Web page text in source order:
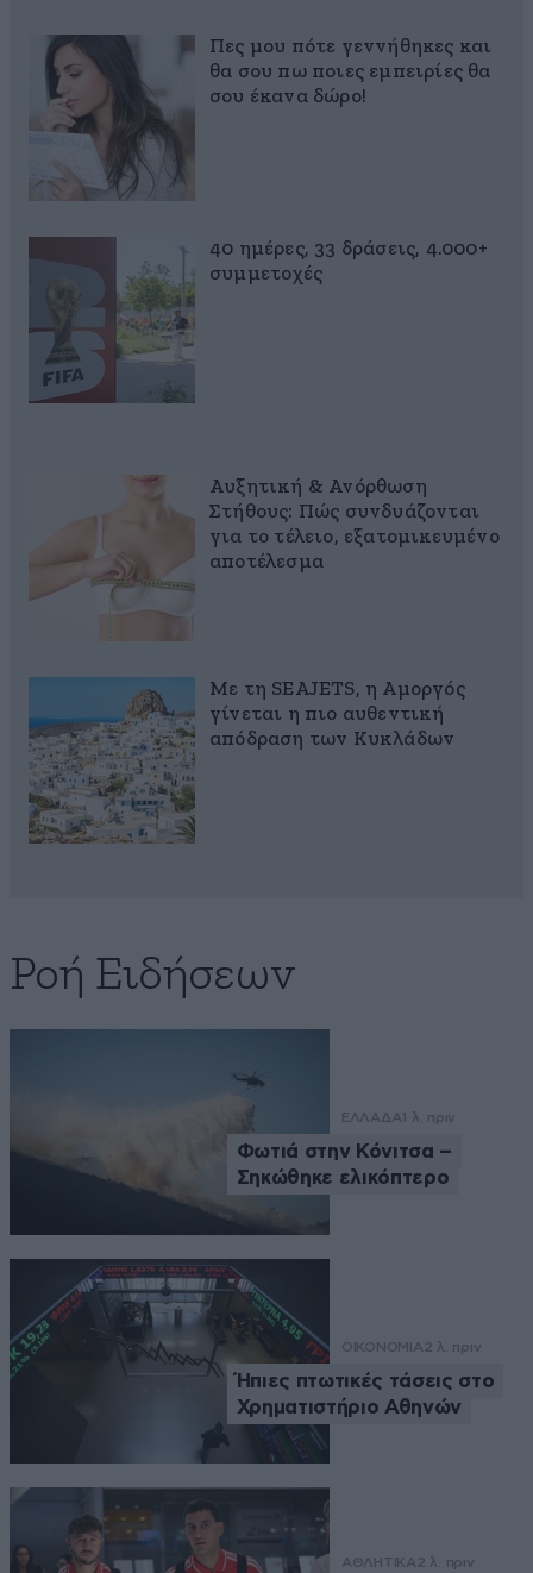
Πες μου πότε γεννήθηκες και
θα σου πω ποιες εμπειρίες θα
σου έκανα δώρο!
40 ημέρες, 33 δράσεις, 4.000+
συμμετοχές
Αυξητική & Ανόρθωση
Στήθους: Πώς συνδυάζονται
για το τέλειο, εξατομικευμένο
αποτέλεσμα
Με τη SEAJETS, η Αμοργός
γίνεται η πιο αυθεντική
απόδραση των Κυκλάδων
Ροή Ειδήσεων
ΕΛΛΑΔΑ 1 λ. πριν
Φωτιά στην Κόνιτσα –
Σηκώθηκε ελικόπτερο
ΟΙΚΟΝΟΜΙΑ 2 λ. πριν
Ήπιες πτωτικές τάσεις στο
Χρηματιστήριο Αθηνών
ΑΘΛΗΤΙΚΑ2 λ. πριν